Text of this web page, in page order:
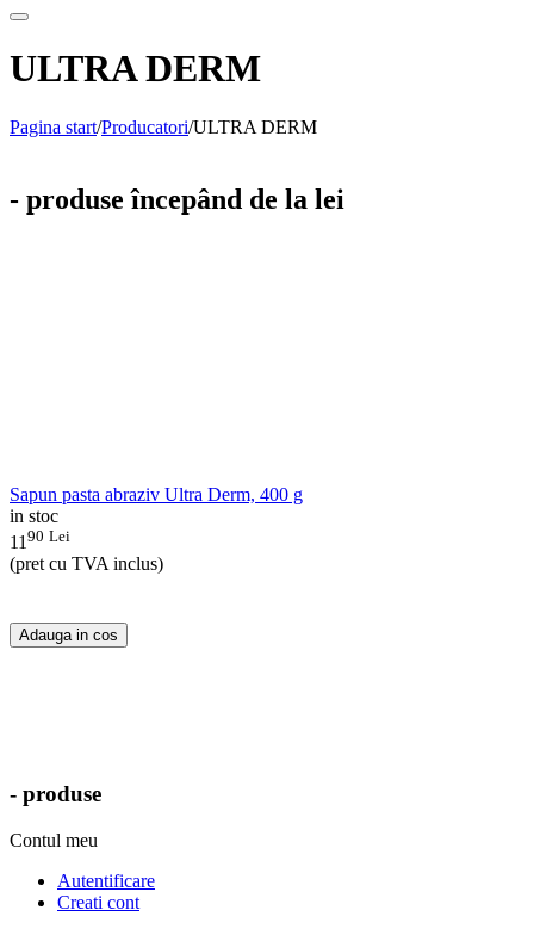
ULTRA DERM
Pagina start/Producatori/ULTRA DERM
- produse începând de la lei
Sapun pasta abraziv Ultra Derm, 400 g
in stoc
11 90 Lei
(pret cu TVA inclus)
Adauga in cos
- produse
Contul meu
Autentificare
Creati cont